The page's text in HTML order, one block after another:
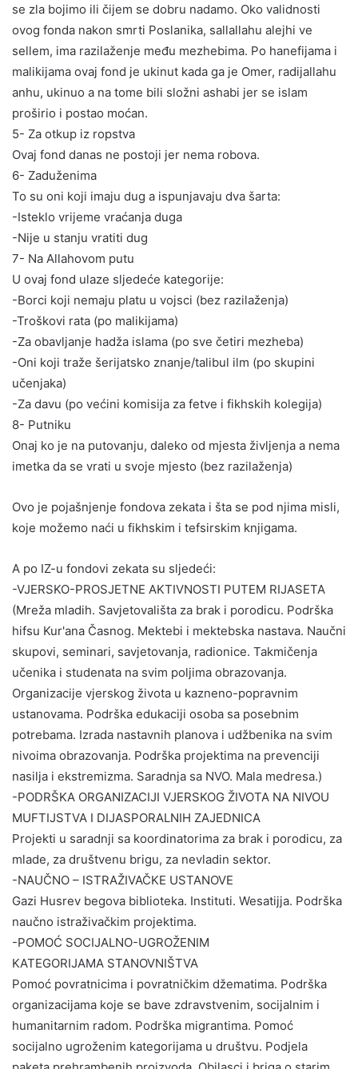
se zla bojimo ili čijem se dobru nadamo. Oko validnosti
ovog fonda nakon smrti Poslanika, sallallahu alejhi ve
sellem, ima razilaženje među mezhebima. Po hanefijama i
malikijama ovaj fond je ukinut kada ga je Omer, radijallahu
anhu, ukinuo a na tome bili složni ashabi jer se islam
proširio i postao moćan.
5- Za otkup iz ropstva
Ovaj fond danas ne postoji jer nema robova.
6- Zaduženima
To su oni koji imaju dug a ispunjavaju dva šarta:
-Isteklo vrijeme vraćanja duga
-Nije u stanju vratiti dug
7- Na Allahovom putu
U ovaj fond ulaze sljedeće kategorije:
-Borci koji nemaju platu u vojsci (bez razilaženja)
-Troškovi rata (po malikijama)
-Za obavljanje hadža islama (po sve četiri mezheba)
-Oni koji traže šerijatsko znanje/talibul ilm (po skupini
učenjaka)
-Za davu (po većini komisija za fetve i fikhskih kolegija)
8- Putniku
Onaj ko je na putovanju, daleko od mjesta življenja a nema
imetka da se vrati u svoje mjesto (bez razilaženja)
Ovo je pojašnjenje fondova zekata i šta se pod njima misli,
koje možemo naći u fikhskim i tefsirskim knjigama.
A po IZ-u fondovi zekata su sljedeći:
-VJERSKO-PROSJETNE AKTIVNOSTI PUTEM RIJASETA
(Mreža mladih. Savjetovališta za brak i porodicu. Podrška
hifsu Kur'ana Časnog. Mektebi i mektebska nastava. Naučni
skupovi, seminari, savjetovanja, radionice. Takmičenja
učenika i studenata na svim poljima obrazovanja.
Organizacije vjerskog života u kazneno-popravnim
ustanovama. Podrška edukaciji osoba sa posebnim
potrebama. Izrada nastavnih planova i udžbenika na svim
nivoima obrazovanja. Podrška projektima na prevenciji
nasilja i ekstremizma. Saradnja sa NVO. Mala medresa.)
-PODRŠKA ORGANIZACIJI VJERSKOG ŽIVOTA NA NIVOU
MUFTIJSTVA I DIJASPORALNIH ZAJEDNICA
Projekti u saradnji sa koordinatorima za brak i porodicu, za
mlade, za društvenu brigu, za nevladin sektor.
-NAUČNO – ISTRAŽIVAČKE USTANOVE
Gazi Husrev begova biblioteka. Instituti. Wesatijja. Podrška
naučno istraživačkim projektima.
-POMOĆ SOCIJALNO-UGROŽENIM
KATEGORIJAMA STANOVNIŠTVA
Pomoć povratnicima i povratničkim džematima. Podrška
organizacijama koje se bave zdravstvenim, socijalnim i
humanitarnim radom. Podrška migrantima. Pomoć
socijalno ugroženim kategorijama u društvu. Podjela